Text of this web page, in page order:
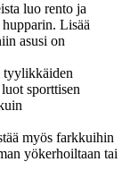
luo rento ja
Lisää
asusi on
tyylikkäiden
sporttisen
myös farkkuihin
yökerhoiltaan tai